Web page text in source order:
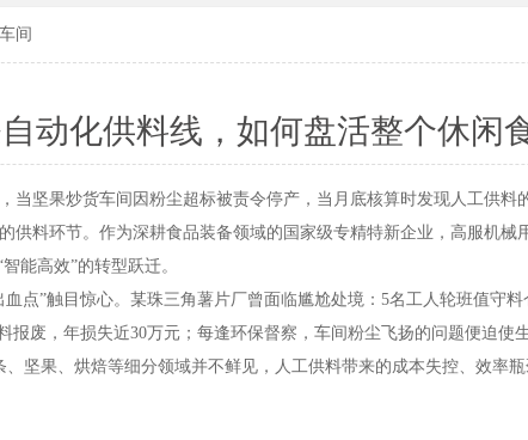
间
动化供料线，如何盘活整个休闲
当坚果炒货车间因粉尘超标被责令停产，当月底核算时发现人工供
供料环节。作为深耕食品装备领域的国家级专精特新企业，高服机械
能高效”的转型跃迁。
点”触目惊心。某珠三角薯片厂曾面临尴尬处境：5名工人轮班值守
报废，年损失近30万元；每逢环保督察，车间粉尘飞扬的问题便迫使
、坚果、烘焙等细分领域并不鲜见，人工供料带来的成本失控、效率